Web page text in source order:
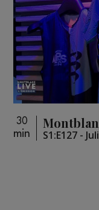
30
min S1:E127 -